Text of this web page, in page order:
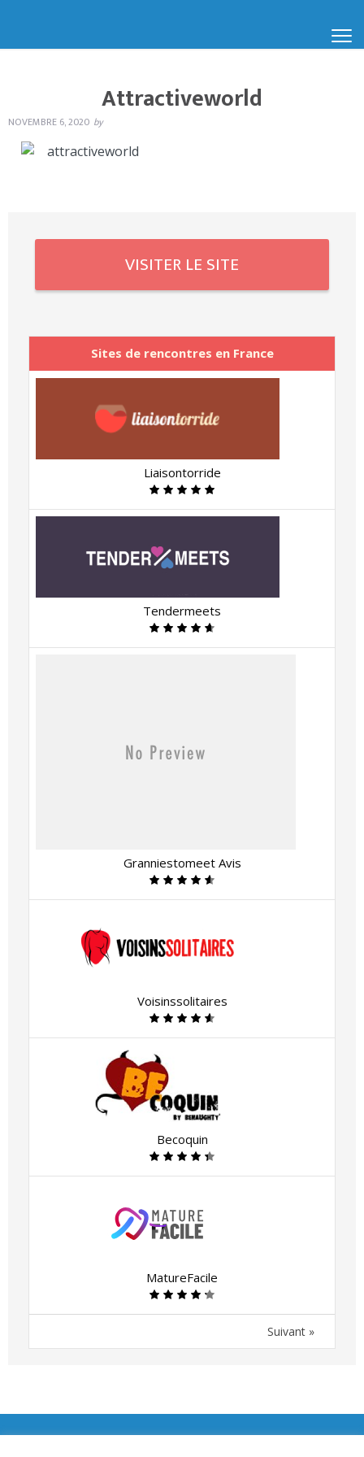
Attractiveworld
NOVEMBRE 6, 2020 by
VISITER LE SITE
Sites de rencontres en France
Liaisontorride
Tendermeets
Granniestomeet Avis
Voisinssolitaires
Becoquin
MatureFacile
Suivant »